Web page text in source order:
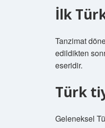
İlk
Tanzimat
edildikten
eseridir.
Türk
Geleneksel